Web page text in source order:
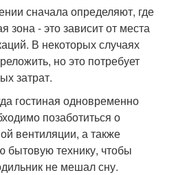
сначала определяют, где
зона - это зависит от места
В некоторых случаях
но это потребует
затрат.
гостиная одновременно
позаботиться о
вентиляции, а также
технику, чтобы
не мешал сну.